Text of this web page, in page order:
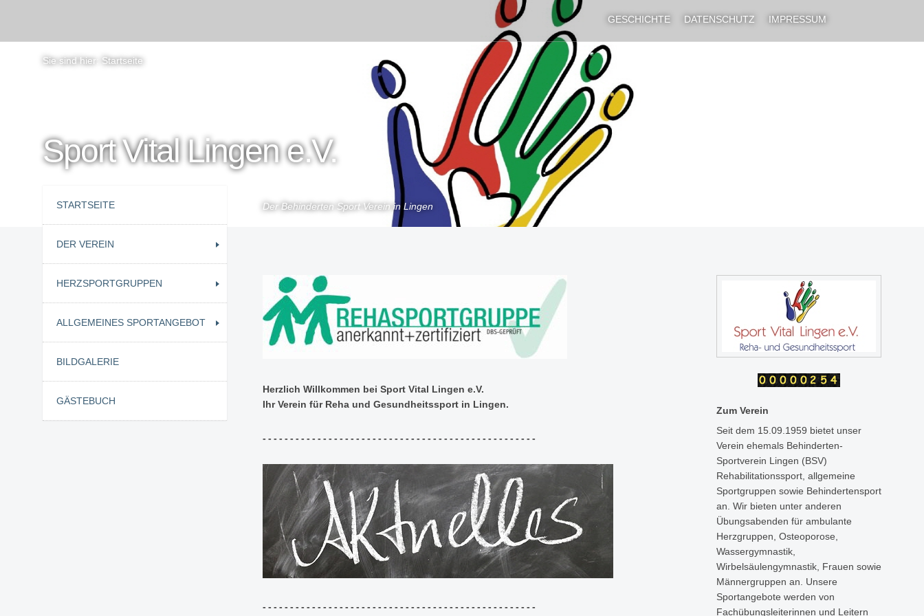
Sie sind hier: Startseite
IMPRESSUM
DATENSCHUTZ
GESCHICHTE
Sport Vital Lingen e.V.
Der Behinderten Sport Verein in Lingen
STARTSEITE
DER VEREIN
HERZSPORTGRUPPEN
ALLGEMEINES SPORTANGEBOT
BILDGALERIE
GÄSTEBUCH
Herzlich Willkommen bei Sport Vital Lingen e.V.
Ihr Verein für Reha und Gesundheitssport in Lingen.
--------------------------------------------------
--------------------------------------------------
Zum Verein
Seit dem 15.09.1959 bietet unser
Verein ehemals Behinderten-
Sportverein Lingen (BSV)
Rehabilitationssport, allgemeine
Sportgruppen sowie Behindertensport
an. Wir bieten unter anderen
Übungsabenden für ambulante
Herzgruppen, Osteoporose,
Wassergymnastik,
Wirbelsäulengymnastik, Frauen sowie
Männergruppen an. Unsere
Sportangebote werden von
Fachübungsleiterinnen und Leitern